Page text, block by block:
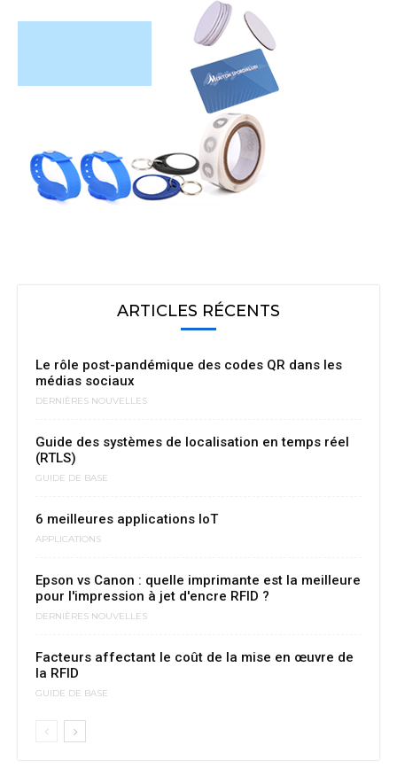
ARTICLES RÉCENTS
Le rôle post-pandémique des codes QR dans les
médias sociaux
DERNIÈRES NOUVELLES
Guide des systèmes de localisation en temps réel
(RTLS)
GUIDE DE BASE
6 meilleures applications IoT
APPLICATIONS
Epson vs Canon : quelle imprimante est la meilleure
pour l'impression à jet d'encre RFID ?
DERNIÈRES NOUVELLES
Facteurs affectant le coût de la mise en œuvre de
la RFID
GUIDE DE BASE